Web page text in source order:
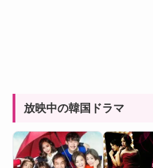
放映中の韓国ドラマ